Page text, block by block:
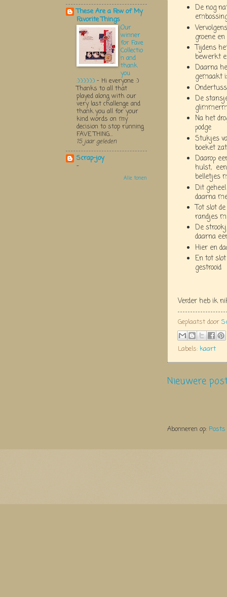
De nog
groene
Tijdens
bewerkt
Daarna
gemaakt
De
Na het
podge
Stukjes
boeket
Daarop
hulst,
belletjes
Dit
daarna
Tot slot
randjes
De
daarna
Hier en
En tot
gestrooid
Verder heb ik
Geplaatst door
Labels: kaart
Nieuwere
Abonneren op:
These Are a Few of My
Favorite Things
Our
winner
for Fave
Collectio
n and
thank
you
:):):):):):) - Hi everyone :)
Thanks to all that
played along with our
very last challenge and
thank you all for your
kind words on my
decision to stop running
FAVE THING...
15 jaar geleden
Scrap-joy
-
Alle tonen